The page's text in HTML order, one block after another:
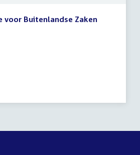
voor Buitenlandse Zaken